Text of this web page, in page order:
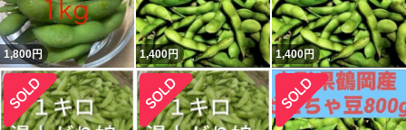
1,800円 1,400円 1,400円